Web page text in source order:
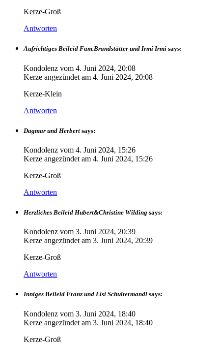
Kerze-Groß
Antworten
Aufrichtiges Beileid Fam.Brandstätter und Irmi Irmi says:
Kondolenz vom 4. Juni 2024, 20:08
Kerze angezündet am 4. Juni 2024, 20:08
Kerze-Klein
Antworten
Dagmar und Herbert says:
Kondolenz vom 4. Juni 2024, 15:26
Kerze angezündet am 4. Juni 2024, 15:26
Kerze-Groß
Antworten
Herzliches Beileid Hubert&Christine Wilding says:
Kondolenz vom 3. Juni 2024, 20:39
Kerze angezündet am 3. Juni 2024, 20:39
Kerze-Groß
Antworten
Inniges Beileid Franz und Lisi Schultermandl says:
Kondolenz vom 3. Juni 2024, 18:40
Kerze angezündet am 3. Juni 2024, 18:40
Kerze-Groß